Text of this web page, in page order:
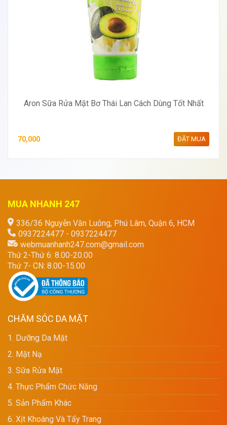
Aron Sữa Rửa Mặt Bơ Thái Lan Cách Dùng Tốt Nhất
70,000 ĐẶT MUA
MUA NHANH 247
336/36 Nguyễn Văn Luông, Phú Lâm, Quận 6, HCM
0937224477 - 0937224477
webmuanhanh247.com@gmail.com
Thứ 2-Thứ 6: 8.00-20.00
Thứ 7- CN: 8.00-15.00
CHĂM SÓC DA MẶT
1. Dưỡng Da Mặt
2. Mặt Nạ
3. Sữa Rửa Mặt
4. Thực Phẩm Chức Năng
5. Sản Phẩm Khác
6. Xịt Khoáng Và Tẩy Trang